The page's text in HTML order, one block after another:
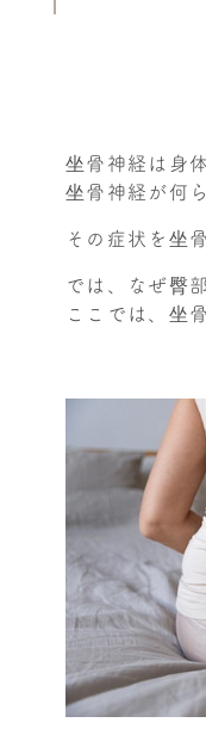
坐骨神経は身
坐骨神経が何
その症状を坐
では、なぜ臀
ここでは、坐